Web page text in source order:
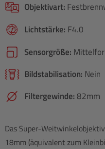
Objektivart:
Lichtstärke: F4.0
Sensorgröße:
Bildstabilisation: Nein
Filtergewinde:82mm
Das Super-
18mm (äquivalent zum